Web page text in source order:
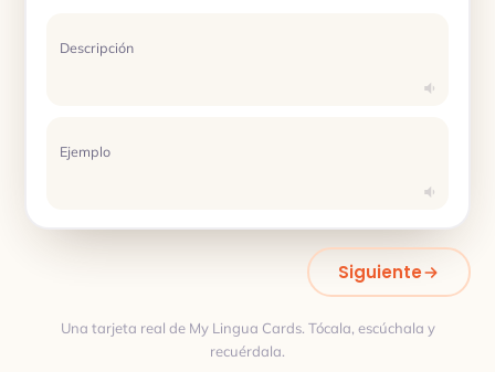
Descripción
Ejemplo
Siguiente
Una tarjeta real de My Lingua Cards. Tócala, escúchala y
recuérdala.